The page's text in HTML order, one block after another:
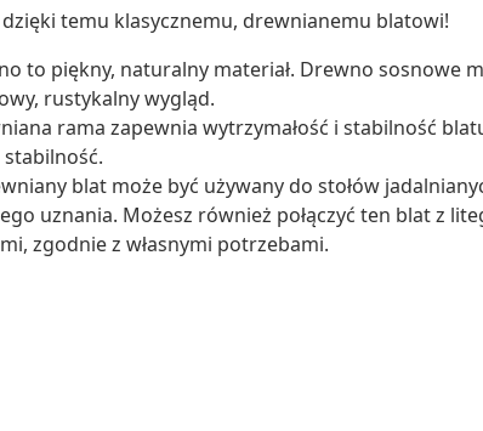
temu klasycznemu, drewnianemu blatowi!
to piękny, naturalny materiał. Drewno sosnowe
rustykalny wygląd.
rama zapewnia wytrzymałość i stabilność
blat może być używany do stołów
uznania. Możesz również połączyć ten blat z
zgodnie z własnymi potrzebami.